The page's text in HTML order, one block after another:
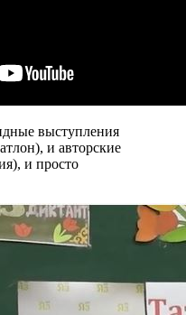
выступления
и авторские
и просто